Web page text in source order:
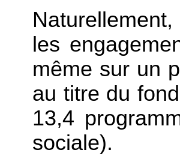
les
même sur un
au titre du
13,4
sociale).